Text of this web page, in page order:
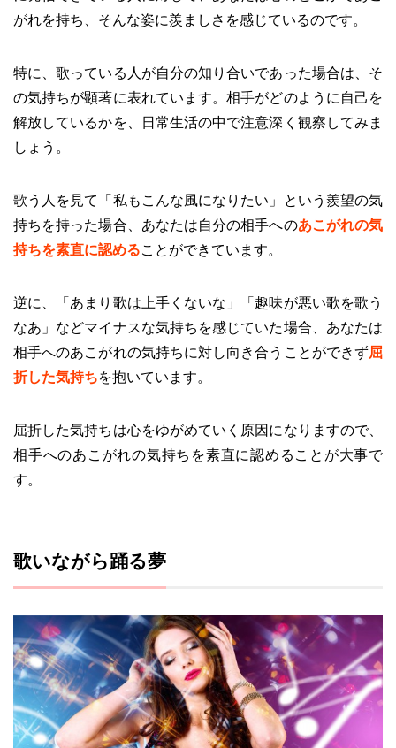
がれを持ち、そんな姿に羨ましさを感じているのです。
特に、歌っている人が自分の知り合いであった場合は、そ
の気持ちが顕著に表れています。相手がどのように自己を
解放しているかを、日常生活の中で注意深く観察してみま
しょう。
歌う人を見て「私もこんな風になりたい」という羨望の気
持ちを持った場合、あなたは自分の相手へのあこがれの気
持ちを素直に認めることができています。
逆に、「あまり歌は上手くないな」「趣味が悪い歌を歌う
なあ」などマイナスな気持ちを感じていた場合、あなたは
相手へのあこがれの気持ちに対し向き合うことができず屈
折した気持ちを抱いています。
屈折した気持ちは心をゆがめていく原因になりますので、
相手へのあこがれの気持ちを素直に認めることが大事で
す。
歌いながら踊る夢